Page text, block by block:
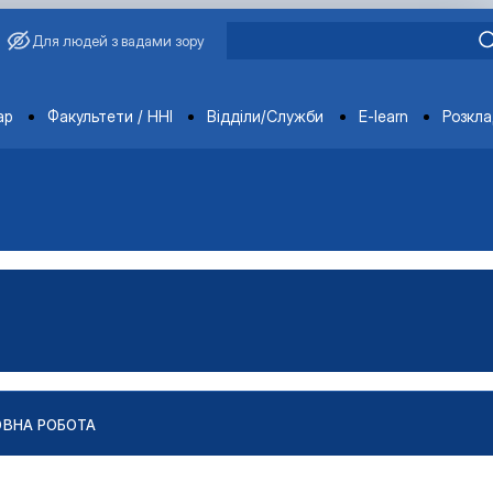
Для людей з вадами зору
Факультети / ННІ Відділи/Служби E-learn
та консультуван…
робота та консультуван…
РОБОТА